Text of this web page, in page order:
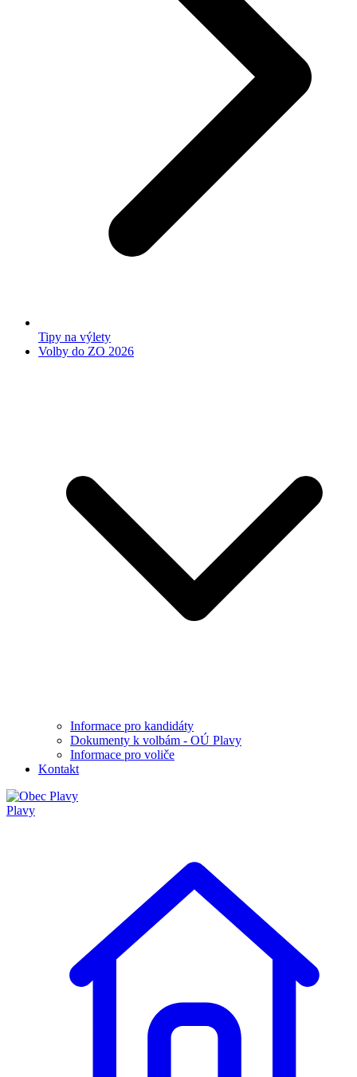
Tipy na výlety
Volby do ZO 2026
Informace pro kandidáty
Dokumenty k volbám - OÚ Plavy
Informace pro voliče
Kontakt
Plavy